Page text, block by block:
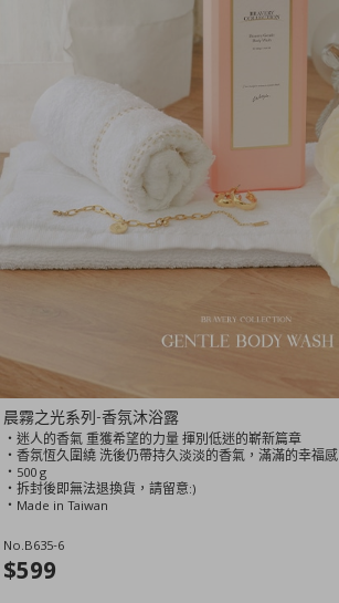
晨霧之光系列-香氛沐浴露
‧迷人的香氣 重獲希望的力量 揮別低迷的嶄新篇章
‧香氛恆久圍繞 洗後仍帶持久淡淡的香氣，滿滿的幸福感
‧500 g
‧拆封後即無法退換貨，請留意:)
‧Made in Taiwan
No.B635-6
$599